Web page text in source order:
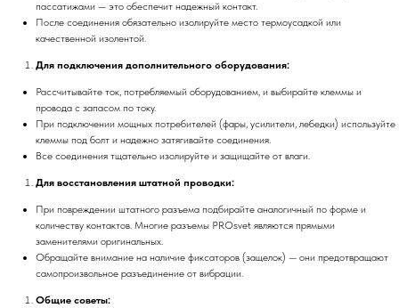
пассатижами — это обеспечит надежный контакт.
После соединения обязательно изолируйте место термоусадкой или
качественной изолентой.
Для подключения дополнительного оборудования:
Рассчитывайте ток, потребляемый оборудованием, и выбирайте клеммы и
провода с запасом по току.
При подключении мощных потребителей (фары, усилители, лебедки) используйте
клеммы под болт и надежно затягивайте соединения.
Все соединения тщательно изолируйте и защищайте от влаги.
Для восстановления штатной проводки:
При повреждении штатного разъема подбирайте аналогичный по форме и
количеству контактов. Многие разъемы PROsvet являются прямыми
заменителями оригинальных.
Обращайте внимание на наличие фиксаторов (защелок) — они предотвращают
самопроизвольное разъединение от вибрации.
Общие советы: